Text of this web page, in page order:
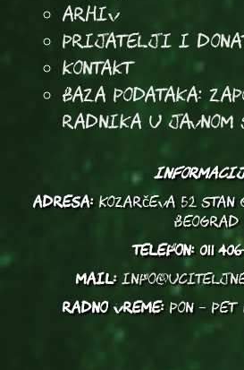
Arhiv
Prijatelji i
Kontakt
Baza podataka:
radnika u javnom
ADRESA:Kozarčeva 52 stan
Beograd
TELEFON: 011
MAIL:
RADNO VREME:PON - PET